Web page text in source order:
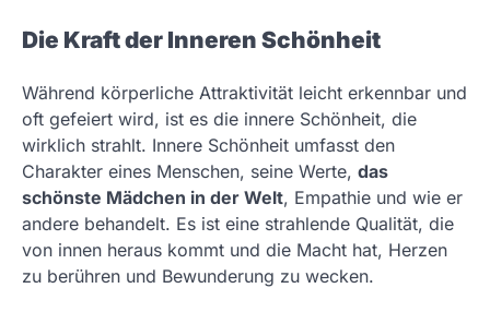
Die Kraft der Inneren Schönheit
Während körperliche Attraktivität leicht erkennbar und
oft gefeiert wird, ist es die innere Schönheit, die
wirklich strahlt. Innere Schönheit umfasst den
Charakter eines Menschen, seine Werte, das
schönste Mädchen in der Welt, Empathie und wie er
andere behandelt. Es ist eine strahlende Qualität, die
von innen heraus kommt und die Macht hat, Herzen
zu berühren und Bewunderung zu wecken.